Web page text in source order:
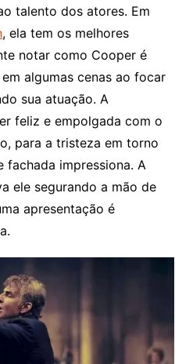
talento dos atores. Em
, ela tem os melhores
notar como Cooper é
algumas cenas ao focar
sua atuação. A
feliz e empolgada com o
para a tristeza em torno
fachada impressiona. A
ele segurando a mão de
apresentação é